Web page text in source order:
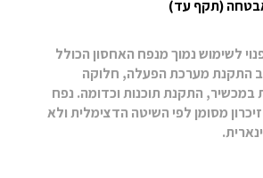
(תקף עד)
לשימוש נמוך מנפח האחסון הכולל
התקנת מערכת הפעלה, חלוקה
במכשיר, התקנת תוכנות וכדומה. נפח
מסומן לפי השיטה הדצימלית ולא